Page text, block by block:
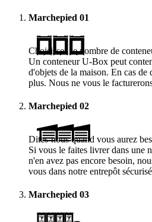
Marchepied 01
Choisissez le nombre de
Un conteneurU-Box peut
d'objets de la maison. En cas de
plus. Nous ne vous le
Marchepied 02
Dites-nous quand vous aurez
Si vous le faites livrer dans une
n'en avez pas encore besoin,
vous dans notre entrepôt
Marchepied 03